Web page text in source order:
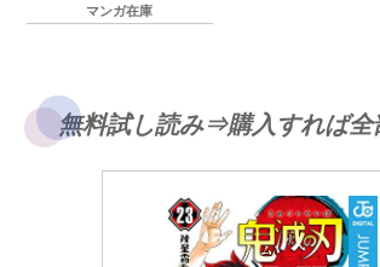
マンガ在庫
無料試し読み⇒購入すれば全